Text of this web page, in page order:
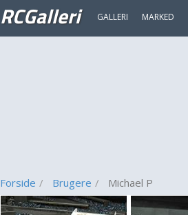
RCGalleri GALLERI MARKED
Forside Brugere Michael P